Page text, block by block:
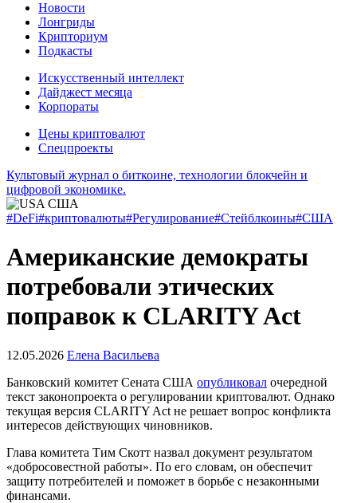
Новости
Лонгриды
Крипториум
Подкасты
Искусственный интеллект
Дайджест месяца
Корпораты
Цены криптовалют
Спецпроекты
Культовый журнал о биткоине, технологии блокчейн и
цифровой экономике.
#DeFi#криптовалюты#Регулирование#Стейблкоины#США
Американские демократы
потребовали этических
поправок к CLARITY Act
12.05.2026 Елена Васильева
Банковский комитет Сената США опубликовал очередной
текст законопроекта о регулировании криптовалют. Однако
текущая версия CLARITY Act не решает вопрос конфликта
интересов действующих чиновников.
Глава комитета Тим Скотт назвал документ результатом
«добросовестной работы». По его словам, он обеспечит
защиту потребителей и поможет в борьбе с незаконными
финансами.